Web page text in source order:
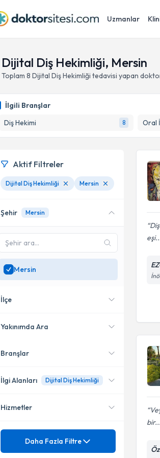
Uzmanlar
Dijital Diş Hekimliği, Mersin
Toplam 8 Dijital Diş Hekimliği tedavisi yapan
İlgili Branşlar
Diş Hekimi
8 Oral
bir...
Aktif Filtreler
Dijital Diş Hekimliği Mersin
Şehir Mersin
Mersin
İlçe
Yenişehir
Akdeniz
Yakınımda Ara
Konumuma yakın uzmanları
Branşlar
Diş Hekimi
Oral İmplantoloji
Periodontoloji (Dişeti
İlgi Alanları Dijital Diş Hekimliği
Dijital Diş Hekimliği
Hizmetler
Mezuniyet
Daha Fazla Filtre